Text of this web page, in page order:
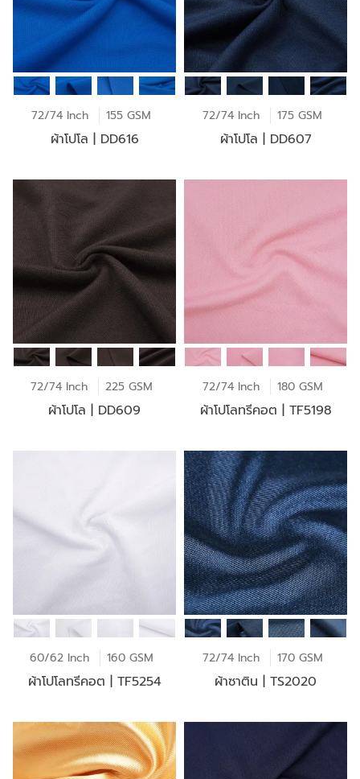
72/74 Inch 155 GSM
ผ้าโปโล | DD616
72/74 Inch 175 GSM
ผ้าโปโล | DD607
72/74 Inch 225 GSM
ผ้าโปโล | DD609
72/74 Inch 180 GSM
ผ้าโปโลทรีคอต | TF5198
60/62 Inch 160 GSM
ผ้าโปโลทรีคอต | TF5254
72/74 Inch 170 GSM
ผ้าซาติน | TS2020